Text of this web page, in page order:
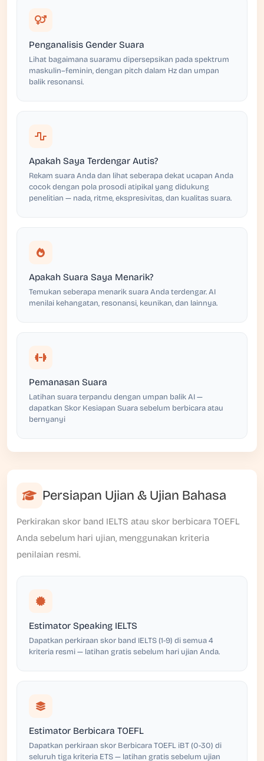
Penganalisis Gender Suara
Lihat bagaimana suaramu dipersepsikan pada spektrum
maskulin–feminin, dengan pitch dalam Hz dan umpan
balik resonansi.
Apakah Saya Terdengar Autis?
Rekam suara Anda dan lihat seberapa dekat ucapan Anda
cocok dengan pola prosodi atipikal yang didukung
penelitian — nada, ritme, ekspresivitas, dan kualitas suara.
Apakah Suara Saya Menarik?
Temukan seberapa menarik suara Anda terdengar. AI
menilai kehangatan, resonansi, keunikan, dan lainnya.
Pemanasan Suara
Latihan suara terpandu dengan umpan balik AI —
dapatkan Skor Kesiapan Suara sebelum berbicara atau
bernyanyi
Persiapan Ujian & Ujian Bahasa
Perkirakan skor band IELTS atau skor berbicara TOEFL
Anda sebelum hari ujian, menggunakan kriteria
penilaian resmi.
Estimator Speaking IELTS
Dapatkan perkiraan skor band IELTS (1-9) di semua 4
kriteria resmi — latihan gratis sebelum hari ujian Anda.
Estimator Berbicara TOEFL
Dapatkan perkiraan skor Berbicara TOEFL iBT (0-30) di
seluruh tiga kriteria ETS — latihan gratis sebelum ujian